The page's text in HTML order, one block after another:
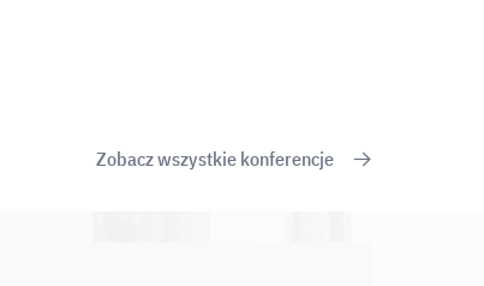
Zobacz wszystkie konferencje